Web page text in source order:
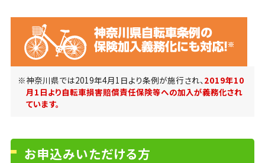
※神奈川県では2019年4月1日より条例が施行され、 2019年10
月1日より自転車損害賠償責任保険等への加入が義務化され
ています。
お申込みいただける方